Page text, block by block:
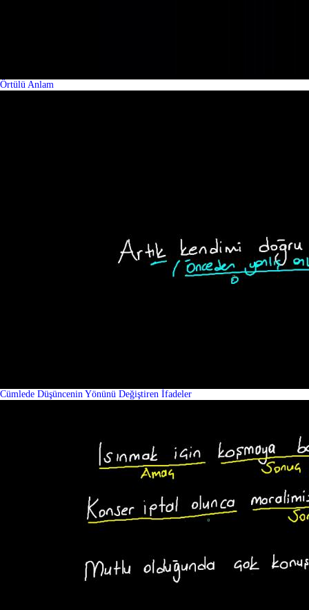
Örtülü Anlam
Cümlede Düşüncenin Yönünü Değiştiren İfadeler